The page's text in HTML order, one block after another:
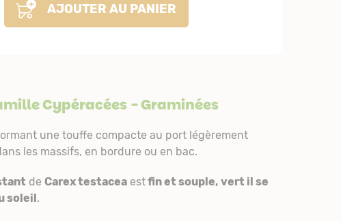
AJOUTER AU PANIER
Cypéracées - Graminées
une touffe compacte au port légèrement
les massifs, en bordure ou en bac.
de Carex testacea estfin et souple, vert il se
soleil.